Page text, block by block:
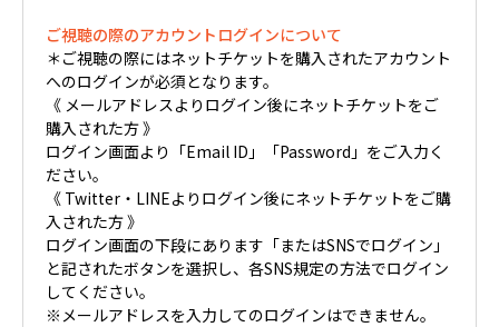
ご視聴の際のアカウントログインについて
＊ご視聴の際にはネットチケットを購入されたアカウント
へのログインが必須となります。
《 メールアドレスよりログイン後にネットチケットをご
購入された方 》
ログイン画面より「Email ID」「Password」をご入力く
ださい。
《 Twitter・LINEよりログイン後にネットチケットをご購
入された方 》
ログイン画面の下段にあります「またはSNSでログイン」
と記されたボタンを選択し、各SNS規定の方法でログイン
してください。
※メールアドレスを入力してのログインはできません。